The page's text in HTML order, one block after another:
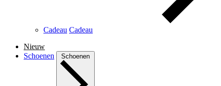
Cadeau Cadeau
Nieuw
Schoenen
Schoenen